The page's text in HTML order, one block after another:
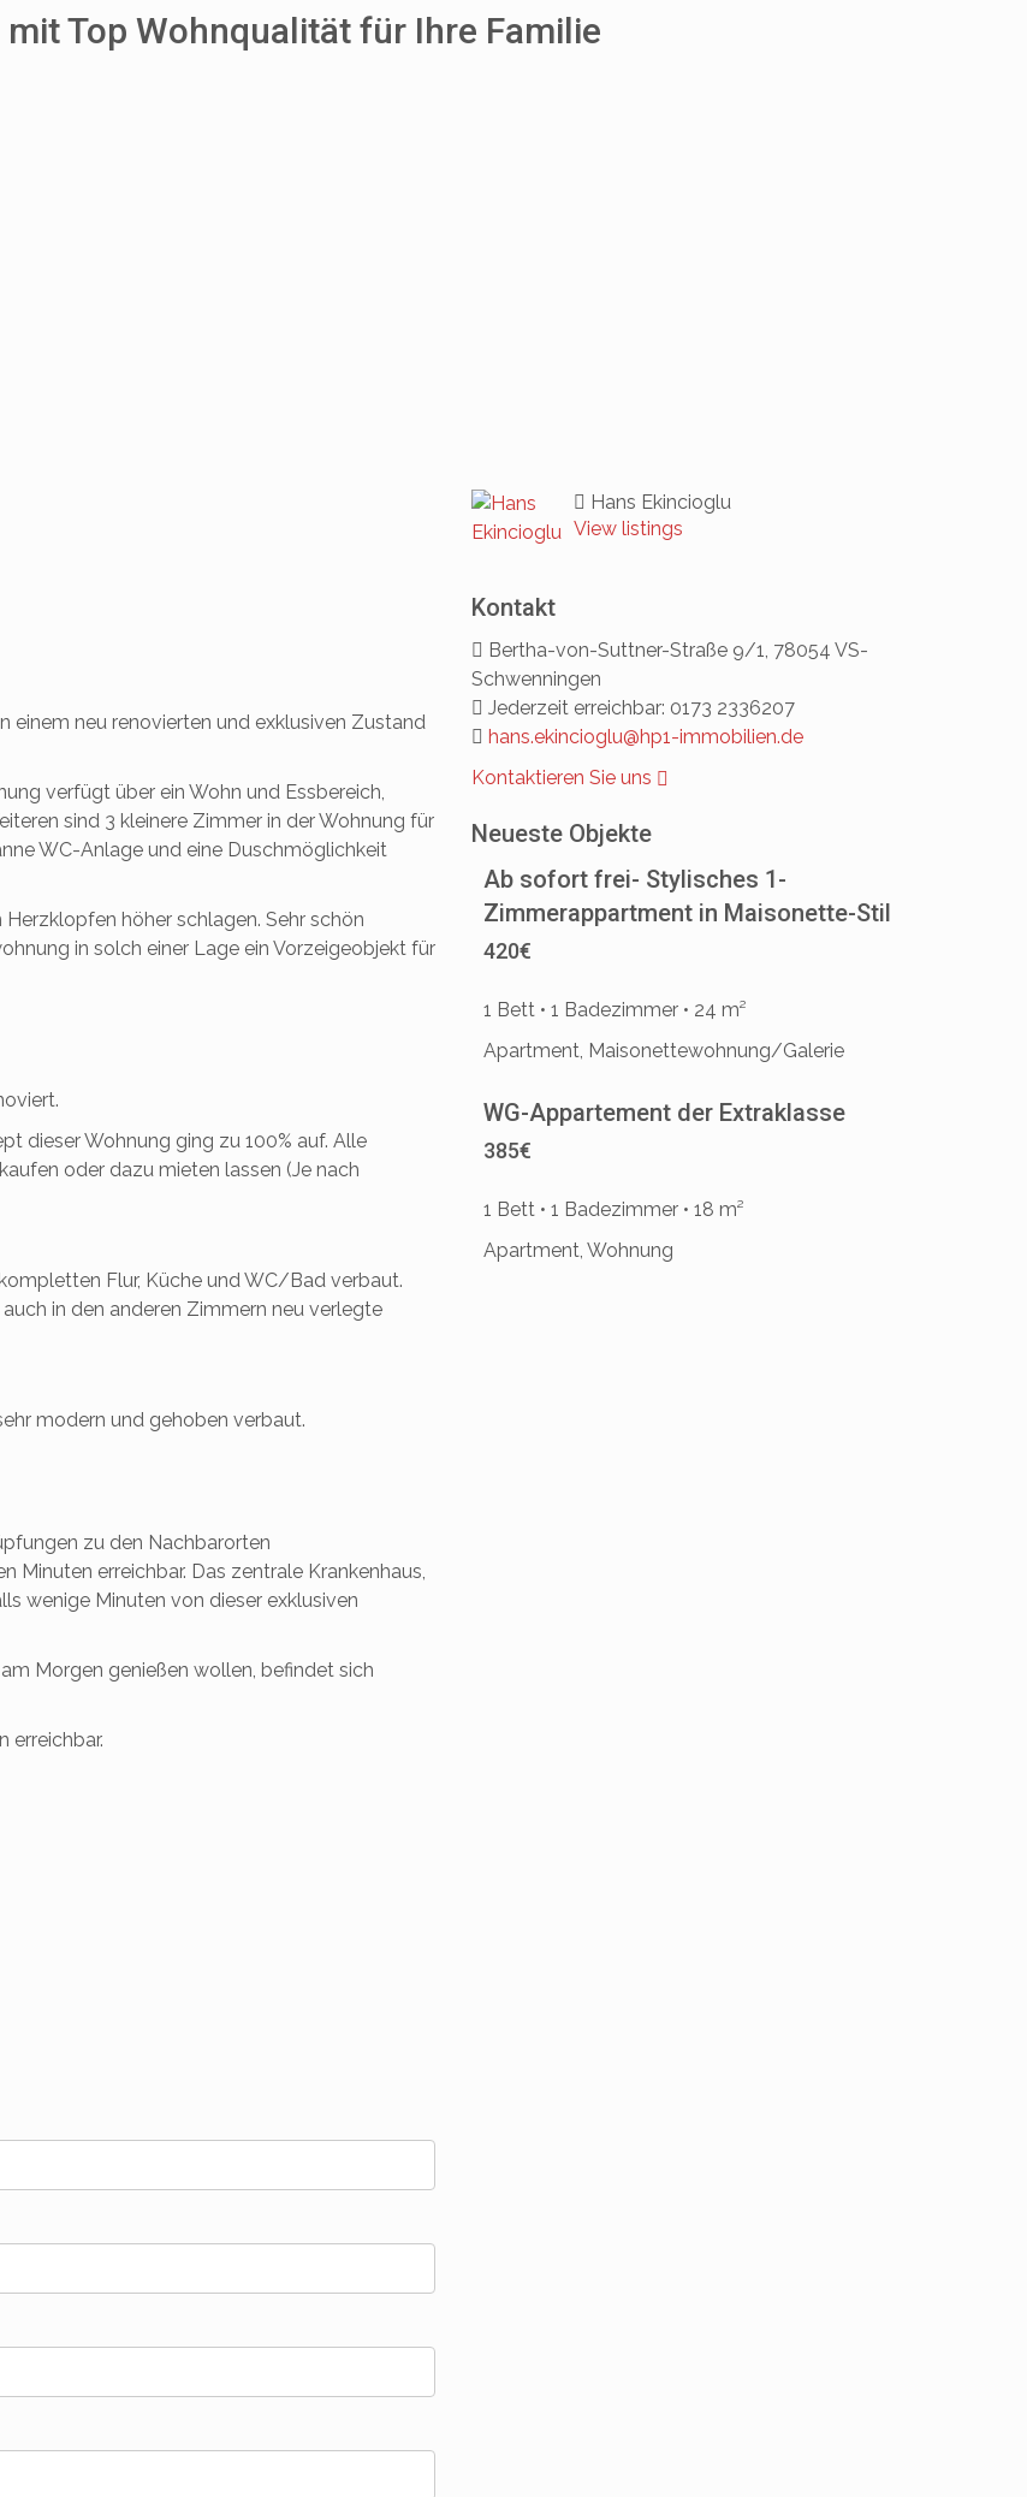
Top Wohnqualität für Ihre Familie
einem neu renovierten und exklusiven Zustand
verfügt über ein Wohn und Essbereich,
sind 3 kleinere Zimmer in der Wohnung für
WC-Anlage und eine Duschmöglichkeit
höher schlagen. Sehr schön
in solch einer Lage ein Vorzeigeobjekt für
dieser Wohnung ging zu 100% auf. Alle
oder dazu mieten lassen (Je nach
Flur, Küche und WC/Bad verbaut.
in den anderen Zimmern neu verlegte
modern und gehoben verbaut.
zu den Nachbarorten
erreichbar. Das zentrale Krankenhaus,
wenige Minuten von dieser exklusiven
Morgen genießen wollen, befindet sich
erreichbar.
Hans Ekincioglu
View listings
Kontakt
Bertha-von-Suttner-Straße 9/1, 78054 VS-
Schwenningen
Jederzeit erreichbar: 0173 2336207
hans.ekincioglu@hp1-immobilien.de
Kontaktieren Sie uns
Neueste Objekte
Ab sofort frei- Stylisches 1-
Zimmerappartment in Maisonette-Stil
420€
1 Bett • 1 Badezimmer • 24 m²
Apartment, Maisonettewohnung/Galerie
WG-Appartement der Extraklasse
385€
1 Bett • 1 Badezimmer • 18 m²
Apartment, Wohnung